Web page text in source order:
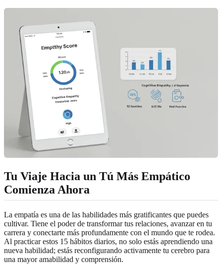
Tu Viaje Hacia un Tú Más Empático
Comienza Ahora
La empatía es una de las habilidades más gratificantes que puedes
cultivar. Tiene el poder de transformar tus relaciones, avanzar en tu
carrera y conectarte más profundamente con el mundo que te rodea.
Al practicar estos 15 hábitos diarios, no solo estás aprendiendo una
nueva habilidad; estás reconfigurando activamente tu cerebro para
una mayor amabilidad y comprensión.